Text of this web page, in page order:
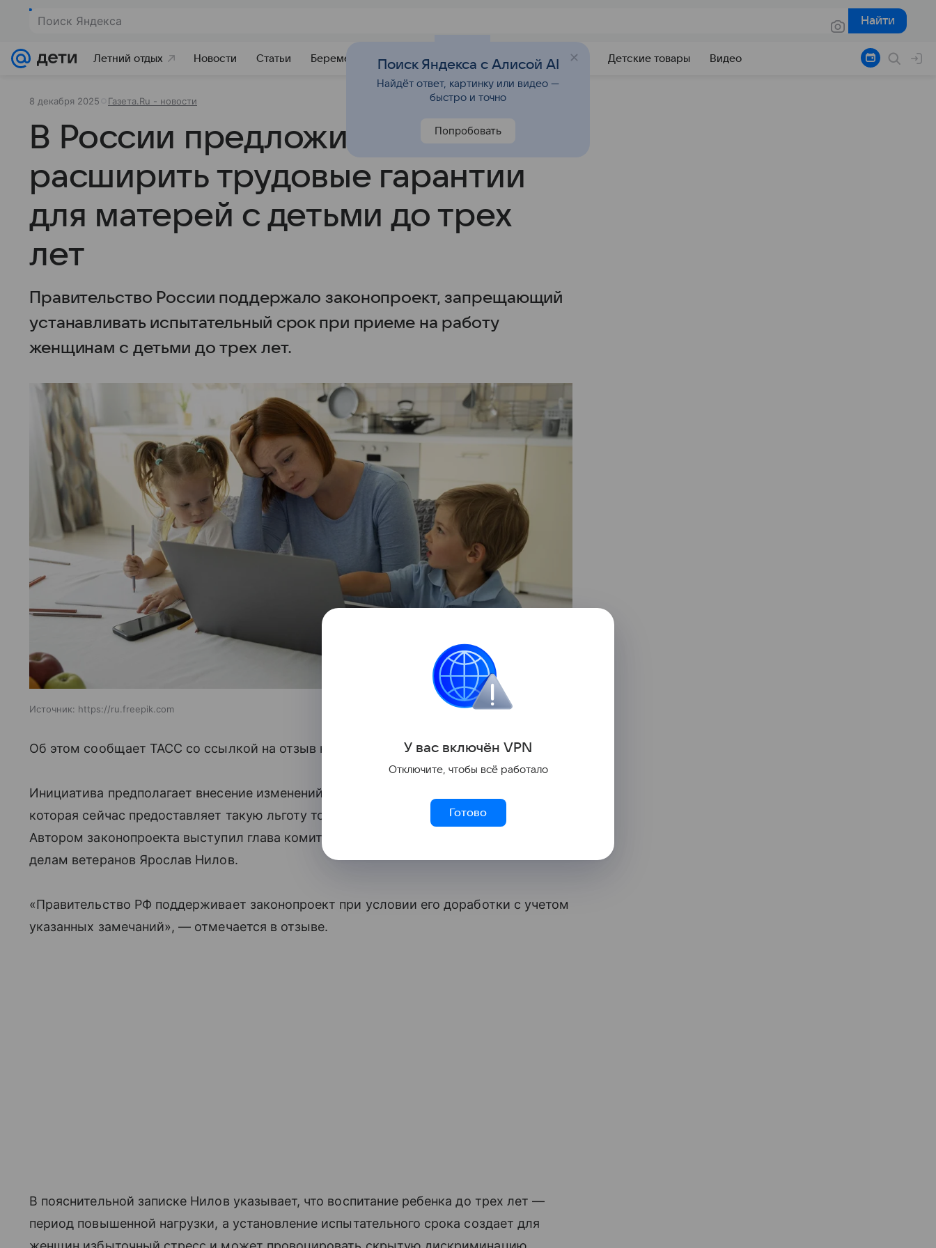
Поиск Яндекса Найти
Найти
Летний отдых Новости Статьи Беременность Развитие Почемучка Учебник Детские товары Видео
8 декабря 2025 Газета.Ru - новости
В России предложили
расширить трудовые гарантии
для матерей с детьми до трех
лет
Правительство России поддержало законопроект, запрещающий
устанавливать испытательный срок при приеме на работу
женщинам с детьми до трех лет.
Источник: https://ru.freepik.com
Об этом сообщает ТАСС со ссылкой на отзыв кабмина.
Инициатива предполагает внесение изменений в статью 70 Трудового кодекса,
которая сейчас предоставляет такую льготу только матерям детей до полутора лет.
Автором законопроекта выступил глава комитета Госдумы по труду, соцполитике и
делам ветеранов Ярослав Нилов.
«Правительство РФ поддерживает законопроект при условии его доработки с учетом
указанных замечаний», — отмечается в отзыве.
В пояснительной записке Нилов указывает, что воспитание ребенка до трех лет —
период повышенной нагрузки, а установление испытательного срока создает для
У вас включён VPN
Отключите, чтобы всё работало
Готово
Поиск Яндекса с Алисой AI
Найдёт ответ, картинку или видео —
быстро и точно
Попробовать